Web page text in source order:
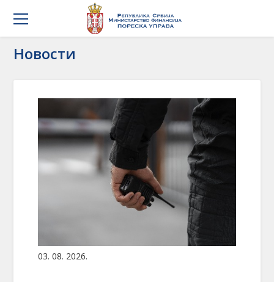
Новости
03. 08. 2026.